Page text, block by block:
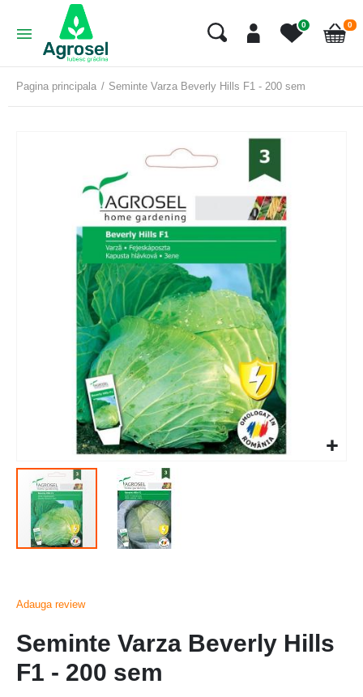
0
Cart
0
Pagina principala Seminte Varza Beverly Hills F1 - 200 sem
Adauga review
Seminte Varza Beverly Hills
F1 - 200 sem